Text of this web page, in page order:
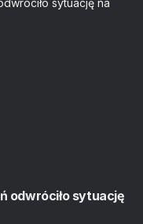
odwróciło sytuację